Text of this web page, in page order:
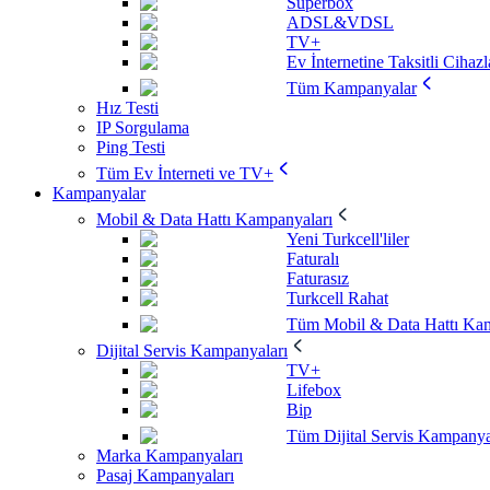
ADSL&VDSL
TV+
Ev İnternetine Taksitli
Tüm Kampanyalar
Hız Testi
IP Sorgulama
Ping Testi
Tüm Ev İnterneti ve TV+
Kampanyalar
Mobil & Data Hattı Kampanyaları
Yeni Turkcell'liler
Faturalı
Faturasız
Turkcell Rahat
Tüm Mobil & Data Hattı
Dijital Servis Kampanyaları
TV+
Lifebox
Bip
Tüm Dijital Servis
Marka Kampanyaları
Pasaj Kampanyaları